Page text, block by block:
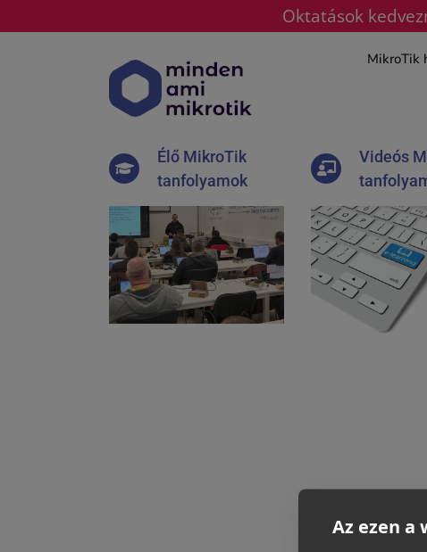
Oktatások
MikroTik
Élő MikroTik
tanfolyamok
Videós
Az ezen a